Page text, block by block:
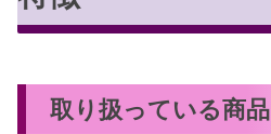
取り扱っている商品